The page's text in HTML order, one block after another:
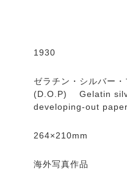
1930
ゼラチン・シルバー・
(D.O.P) Gelatin
developing-out paper
264×210mm
海外写真作品